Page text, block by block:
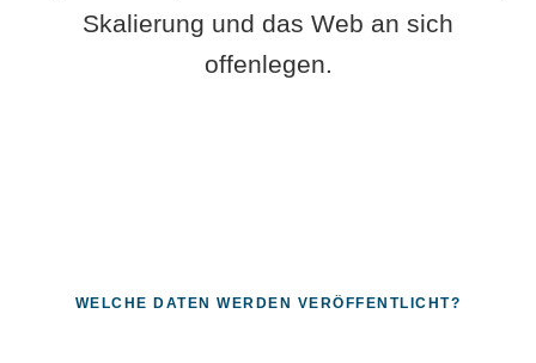
Skalierung und das Web an sich
offenlegen.
WELCHE DATEN WERDEN VERÖFFENTLICHT?